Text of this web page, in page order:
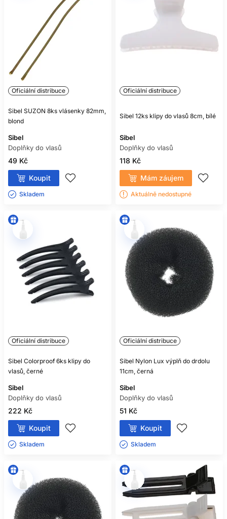
Oficiální distribuce
Sibel SUZON 8ks vlásenky 82mm,
blond
Sibel
Doplňky do vlasů
49 Kč
Koupit
Skladem ㅤ
Oficiální distribuce
Sibel 12ks klipy do vlasů 8cm, bílé
Sibel
Doplňky do vlasů
118 Kč
Mám záujem
Aktuálně nedostupné
Oficiální distribuce
Sibel Colorproof 6ks klipy do
vlasů, černé
Sibel
Doplňky do vlasů
222 Kč
Koupit
Skladem ㅤ
Oficiální distribuce
Sibel Nylon Lux výplň do drdolu
11cm, černá
Sibel
Doplňky do vlasů
51 Kč
Koupit
Skladem ㅤ